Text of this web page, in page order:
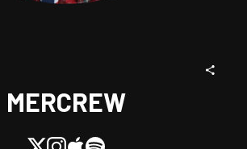
MERCREW